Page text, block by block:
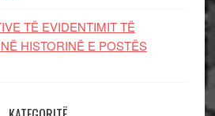
TË EVIDENTIMIT TË
HISTORINË E POSTËS